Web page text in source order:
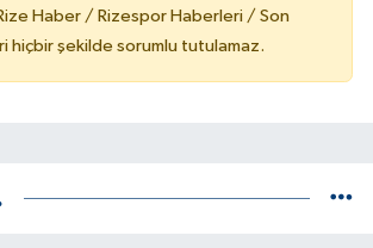
Haber / Rizespor Haberleri / Son
hiçbir şekilde sorumlu tutulamaz.